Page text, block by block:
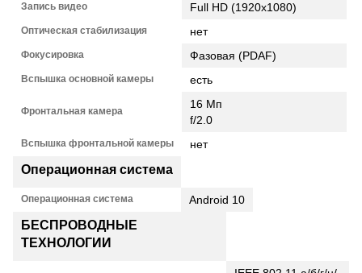
Запись видео Full HD (1920x1080)
Оптическая стабилизация нет
Фокусировка Фазовая (PDAF)
Вспышка основной камеры есть
Фронтальная камера
16 Мп
f/2.0
Вспышка фронтальной камеры нет
Операционная система
Операционная система Android 10
БЕСПРОВОДНЫЕ
ТЕХНОЛОГИИ